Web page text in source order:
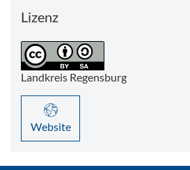
Lizenz
Landkreis Regensburg
Website